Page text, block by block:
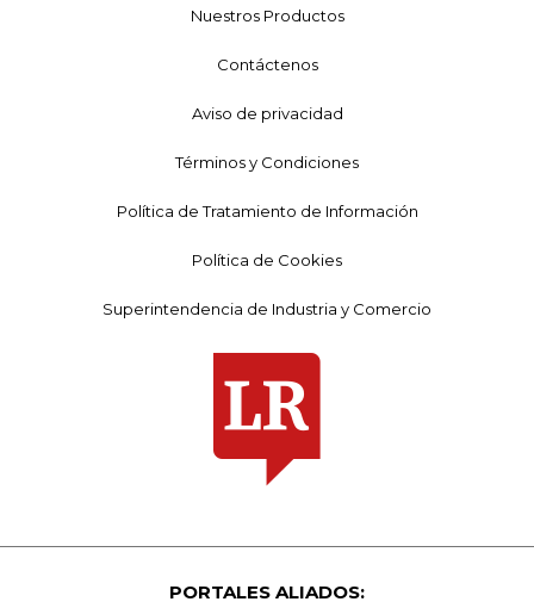
Nuestros Productos
Contáctenos
Aviso de privacidad
Términos y Condiciones
Política de Tratamiento de Información
Política de Cookies
Superintendencia de Industria y Comercio
PORTALES ALIADOS: